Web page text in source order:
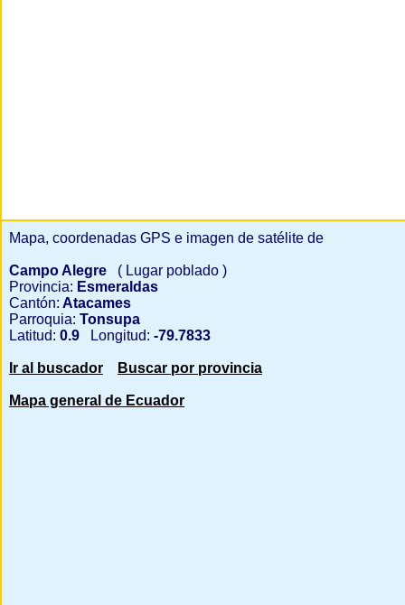
Mapa, coordenadas GPS e imagen de satélite de
Campo Alegre
( Lugar poblado )
Provincia: Esmeraldas
Cantón: Atacames
Parroquia: Tonsupa
Latitud: 0.9 Longitud: -79.7833
Ir al buscador Buscar por provincia
Mapa general de Ecuador